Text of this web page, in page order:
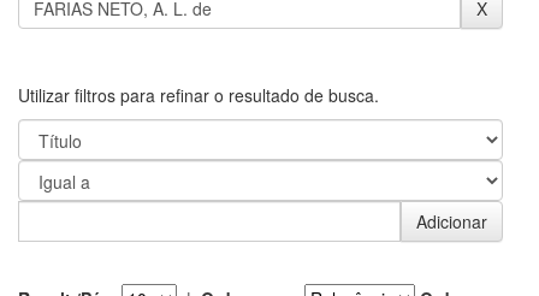
Utilizar filtros para refinar o resultado de busca.